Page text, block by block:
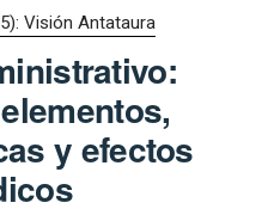
Visión Antataura
y efectos